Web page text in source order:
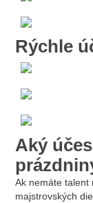
Rýchle
Aký
Ak nemáte talent
majstrovských